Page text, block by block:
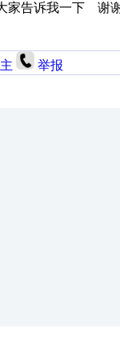
家告诉我一下 谢
举报